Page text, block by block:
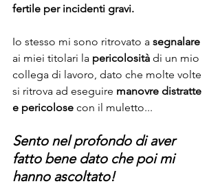
fertile per incidenti gravi.
Io stesso mi sono ritrovato a segnalare
ai miei titolari la pericolosità di un mio
collega di lavoro, dato che molte volte
si ritrova ad eseguire manovre distratte
e pericolose con il muletto...
Sento nel profondo di aver
fatto bene dato che poi mi
hanno ascoltato!